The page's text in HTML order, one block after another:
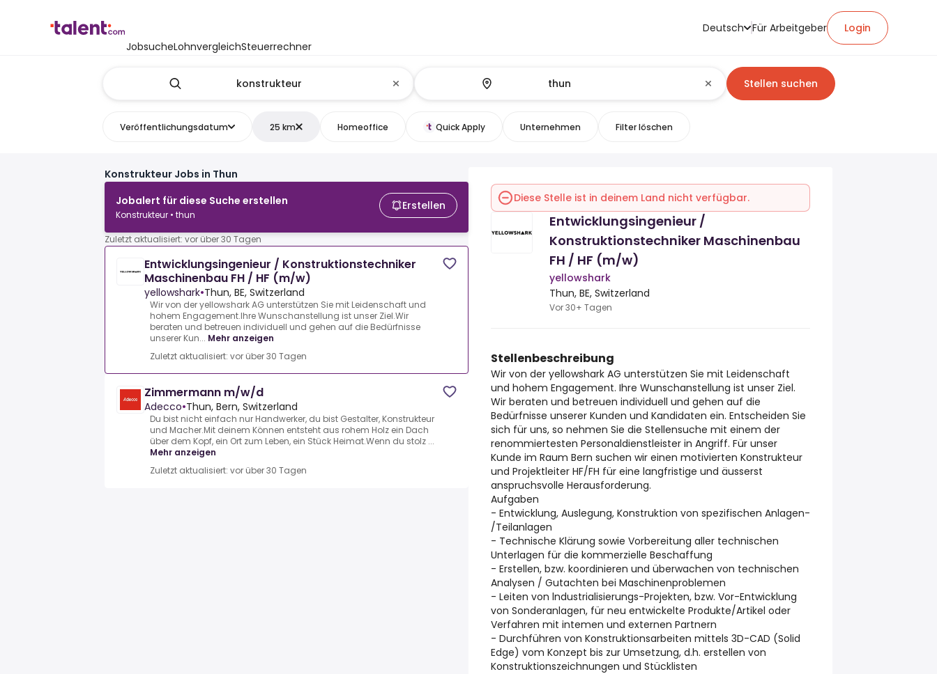
JobsucheLohnvergleichSteuerrechner
Deutsch Für Arbeitgeber Login
Stellen suchen
Veröffentlichungsdatum 25 km Homeoffice Quick Apply Unternehmen Filter löschen
Konstrukteur Jobs in Thun
Jobalert für diese Suche erstellen
Konstrukteur • thun
Erstellen
Zuletzt aktualisiert: vor über 30 Tagen
Entwicklungsingenieur / Konstruktionstechniker
Maschinenbau FH / HF (m/w)
yellowshark•Thun, BE, Switzerland
Wir von der yellowshark AG unterstützen Sie mit Leidenschaft und
hohem Engagement.Ihre Wunschanstellung ist unser Ziel.Wir
beraten und betreuen individuell und gehen auf die Bedürfnisse
unserer Kun... Mehr anzeigen
Zuletzt aktualisiert: vor über 30 Tagen
Zimmermann m/w/d
Adecco•Thun, Bern, Switzerland
Du bist nicht einfach nur Handwerker, du bist Gestalter, Konstrukteur
und Macher.Mit deinem Können entsteht aus rohem Holz ein Dach
über dem Kopf, ein Ort zum Leben, ein Stück Heimat.Wenn du stolz ...
Mehr anzeigen
Zuletzt aktualisiert: vor über 30 Tagen
Diese Stelle ist in deinem Land nicht verfügbar.
Entwicklungsingenieur /
Konstruktionstechniker Maschinenbau
FH / HF (m/w)
yellowshark
Thun, BE, Switzerland
Vor 30+ Tagen
Stellenbeschreibung
Wir von der yellowshark AG unterstützen Sie mit Leidenschaft
und hohem Engagement. Ihre Wunschanstellung ist unser Ziel.
Wir beraten und betreuen individuell und gehen auf die
Bedürfnisse unserer Kunden und Kandidaten ein. Entscheiden Sie
sich für uns, so nehmen Sie die Stellensuche mit einem der
renommiertesten Personaldienstleister in Angriff. Für unser
Kunde im Raum Bern suchen wir einen motivierten Konstrukteur
und Projektleiter HF/FH für eine langfristige und äusserst
anspruchsvolle Herausforderung.
Aufgaben
- Entwicklung, Auslegung, Konstruktion von spezifischen Anlagen-
/Teilanlagen
- Technische Klärung sowie Vorbereitung aller technischen
Unterlagen für die kommerzielle Beschaffung
- Erstellen, bzw. koordinieren und überwachen von technischen
Analysen / Gutachten bei Maschinenproblemen
- Leiten von lndustrialisierungs-Projekten, bzw. Vor-Entwicklung
von Sonderanlagen, für neu entwickelte Produkte/Artikel oder
Verfahren mit intemen und externen Partnern
- Durchführen von Konstruktionsarbeiten mittels 3D-CAD (Solid
Edge) vom Konzept bis zur Umsetzung, d.h. erstellen von
Konstruktionszeichnungen und Stücklisten